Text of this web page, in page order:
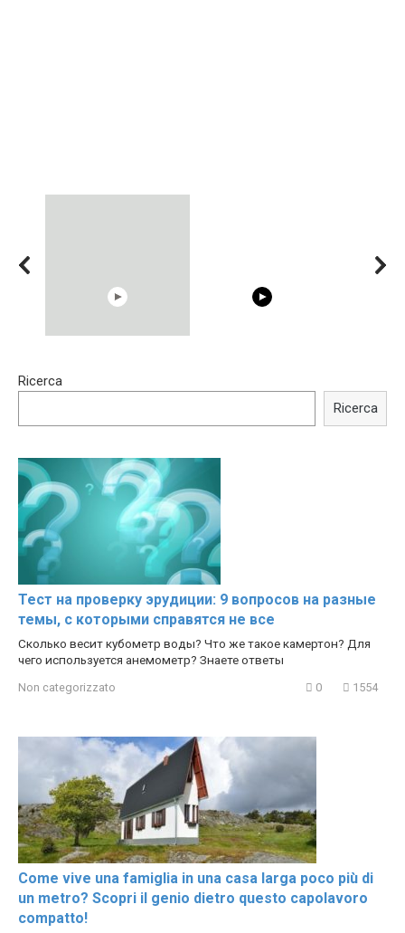
Trying BOLLYWOOD
Shocking illusion - Pretty
Ricerca
Ricerca
Тест на проверку эрудиции: 9 вопросов на разные
темы, с которыми справятся не все
Сколько весит кубометр воды? Что же такое камертон? Для
чего используется анемометр? Знаете ответы
Non categorizzato 0 1554
Come vive una famiglia in una casa larga poco più di
un metro? Scopri il genio dietro questo capolavoro
compatto!